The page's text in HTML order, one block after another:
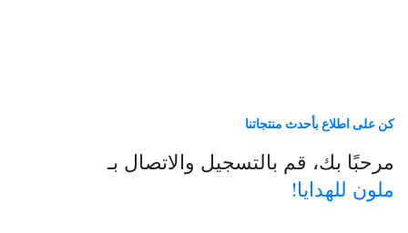
كن على اطلاع بأحدث منتجاتنا
مرحبًا بك، قم بالتسجيل والاتصال بـ
ملون للهدايا!